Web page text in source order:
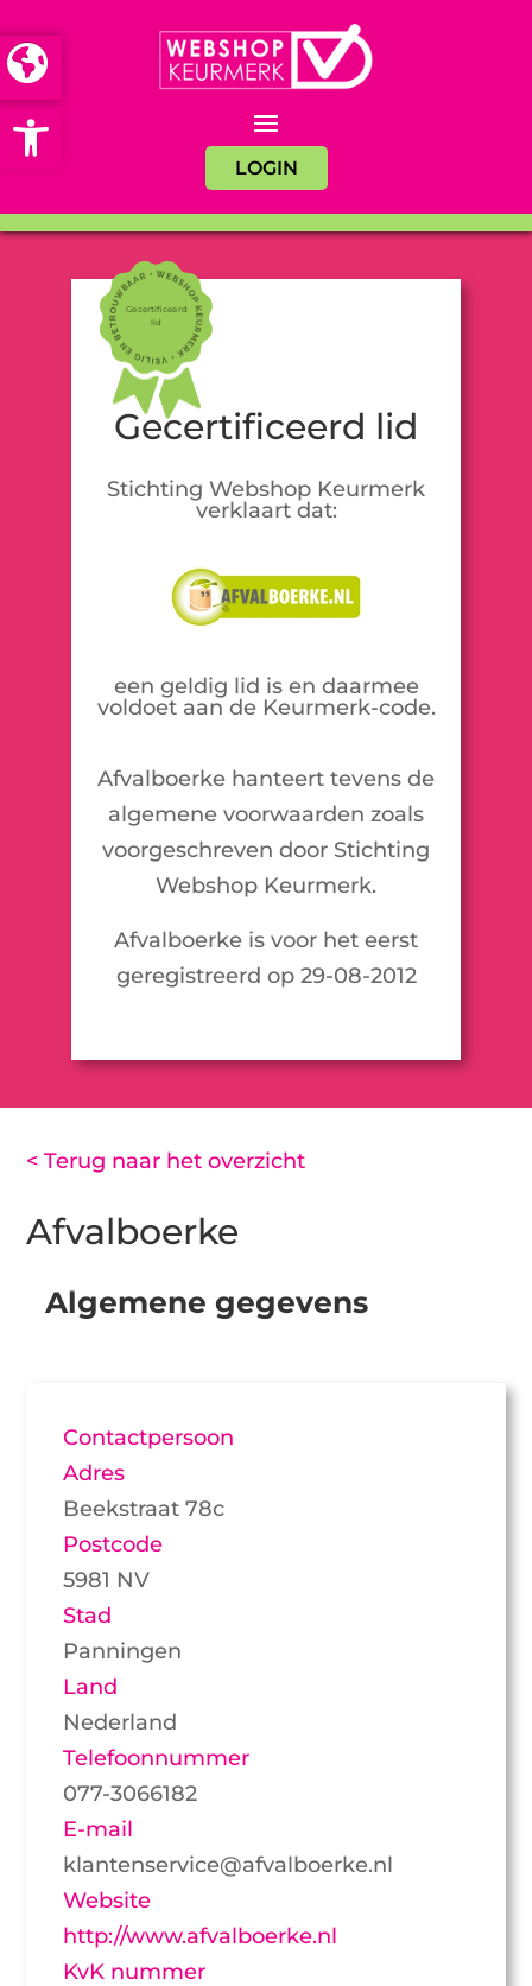
Open toolbar
LOGIN
Gecertificeerd
lid
Gecertificeerd lid
Stichting Webshop Keurmerk
verklaart dat:
een geldig lid is en daarmee
voldoet aan de Keurmerk-code.
Afvalboerke hanteert tevens de
algemene voorwaarden zoals
voorgeschreven door Stichting
Webshop Keurmerk.
Afvalboerke is voor het eerst
geregistreerd op 29-08-2012
< Terug naar het overzicht
Afvalboerke
Algemene gegevens
Contactpersoon
Adres
Beekstraat 78c
Postcode
5981 NV
Stad
Panningen
Land
Nederland
Telefoonnummer
077-3066182
E-mail
klantenservice@afvalboerke.nl
Website
http://www.afvalboerke.nl
KvK nummer